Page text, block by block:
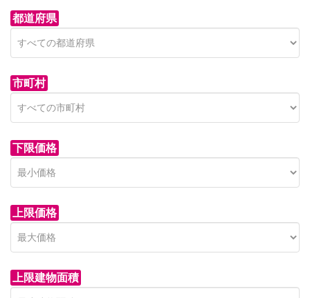
都道府県
市町村
下限価格
上限価格
上限建物面積